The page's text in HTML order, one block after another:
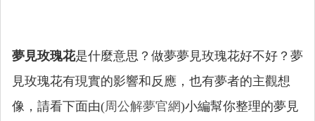
夢見玫瑰花是什麼意思？做夢夢見玫瑰花好不好？夢
見玫瑰花有現實的影響和反應，也有夢者的主觀想
像，請看下面由(周公解夢官網)小編幫你整理的夢見